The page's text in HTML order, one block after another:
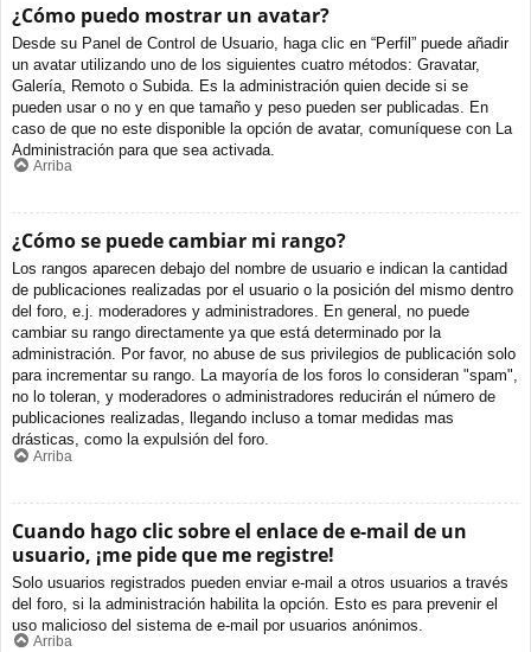
¿Cómo puedo mostrar un avatar?
Desde su Panel de Control de Usuario, haga clic en “Perfil” puede añadir
un avatar utilizando uno de los siguientes cuatro métodos: Gravatar,
Galería, Remoto o Subida. Es la administración quien decide si se
pueden usar o no y en que tamaño y peso pueden ser publicadas. En
caso de que no este disponible la opción de avatar, comuníquese con La
Administración para que sea activada.
Arriba
¿Cómo se puede cambiar mi rango?
Los rangos aparecen debajo del nombre de usuario e indican la cantidad
de publicaciones realizadas por el usuario o la posición del mismo dentro
del foro, e.j. moderadores y administradores. En general, no puede
cambiar su rango directamente ya que está determinado por la
administración. Por favor, no abuse de sus privilegios de publicación solo
para incrementar su rango. La mayoría de los foros lo consideran "spam",
no lo toleran, y moderadores o administradores reducirán el número de
publicaciones realizadas, llegando incluso a tomar medidas mas
drásticas, como la expulsión del foro.
Arriba
Cuando hago clic sobre el enlace de e-mail de un
usuario, ¡me pide que me registre!
Solo usuarios registrados pueden enviar e-mail a otros usuarios a través
del foro, si la administración habilita la opción. Esto es para prevenir el
uso malicioso del sistema de e-mail por usuarios anónimos.
Arriba